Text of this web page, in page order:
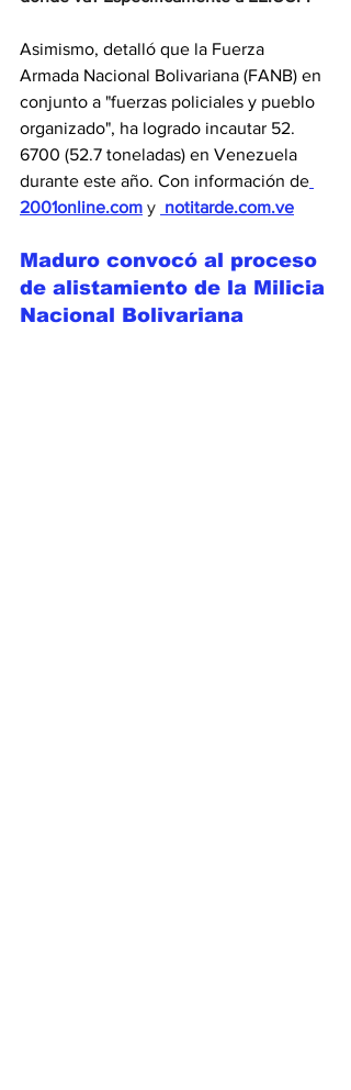
Asimismo, detalló que la Fuerza
Armada Nacional Bolivariana (FANB) en
conjunto a "fuerzas policiales y pueblo
organizado", ha logrado incautar 52.
6700 (52.7 toneladas) en Venezuela
durante este año. Con información de
2001online.com y notitarde.com.ve
Maduro convocó al proceso
de alistamiento de la Milicia
Nacional Bolivariana